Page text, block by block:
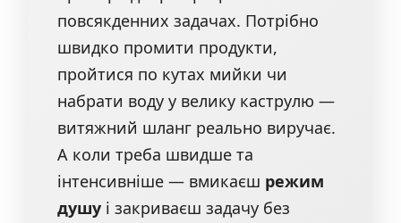
повсякденних задачах. Потрібно
швидко промити продукти,
пройтися по кутах мийки чи
набрати воду у велику каструлю —
витяжний шланг реально виручає.
А коли треба швидше та
інтенсивніше — вмикаєш режим
душу і закриваєш задачу без